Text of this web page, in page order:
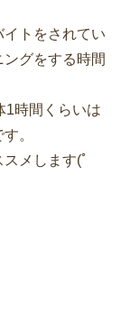
トをされてい
グをする時間
1時間くらいは
。
スメします(ﾟ